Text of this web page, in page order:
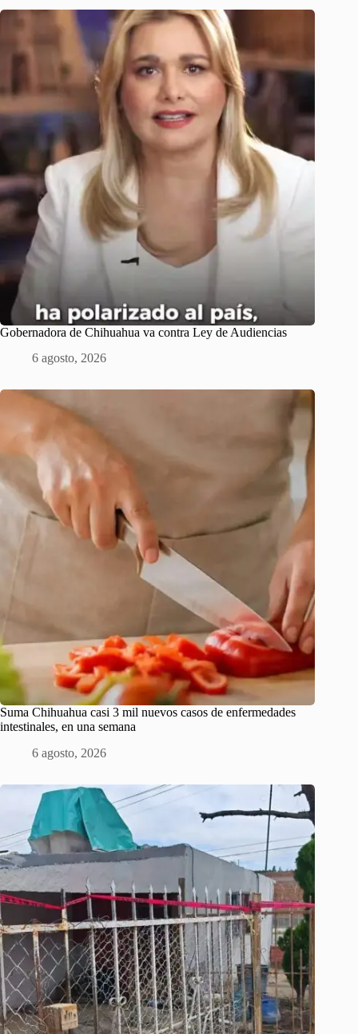
Gobernadora de Chihuahua va contra Ley de Audiencias
6 agosto, 2026
Suma Chihuahua casi 3 mil nuevos casos de enfermedades
intestinales, en una semana
6 agosto, 2026